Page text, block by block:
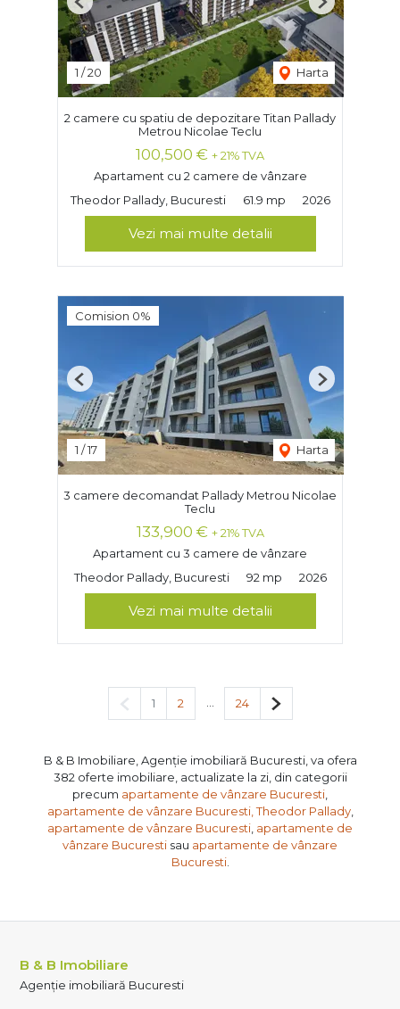
1 /20 Harta
Previous Next
2 camere cu spatiu de depozitare Titan Pallady
Metrou Nicolae Teclu
100,500 € + 21% TVA
Apartament cu 2 camere de vânzare
Theodor Pallady, Bucuresti
61.9 mp 2026
Vezi mai multe detalii
Comision 0%
1 /17 Harta
Previous Next
3 camere decomandat Pallady Metrou Nicolae
Teclu
133,900 € + 21% TVA
Apartament cu 3 camere de vânzare
Theodor Pallady, Bucuresti
92 mp 2026
Vezi mai multe detalii
Pagina anterioară
1 2 24 Pagina următoare
B & B Imobiliare, Agenție imobiliară Bucuresti, va ofera
382 oferte imobiliare, actualizate la zi, din categorii
precum apartamente de vânzare Bucuresti
apartamente de vânzare Bucuresti, Theodor Pallady,
apartamente de vânzare Bucuresti apartamente de
vânzare Bucuresti sau apartamente de vânzare
Bucuresti.
B & B Imobiliare
Agenție imobiliară Bucuresti